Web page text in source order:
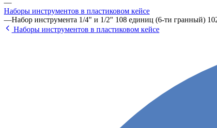
—
Наборы инструментов в пластиковом кейсе
—Набор инструмента 1/4" и 1/2" 108 единиц (6-ти гранный)
Наборы инструментов в пластиковом кейсе